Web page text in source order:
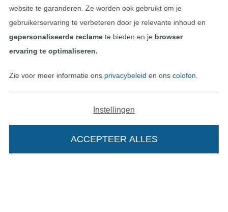
Recht op retournering
Contact
Vind meer inspiratie
website te garanderen. Ze worden ook gebruikt om je
gebruikerservaring te verbeteren door je relevante inhoud en
gepersonaliseerde reclamete bieden en je browser
ervaring te optimaliseren.
Zie voor meer informatie ons privacybeleid en ons colofon
Instellingen
ACCEPTEER ALLES